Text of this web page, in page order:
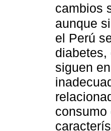
cambios
aunque
el Perú
diabetes,
siguen
consumo